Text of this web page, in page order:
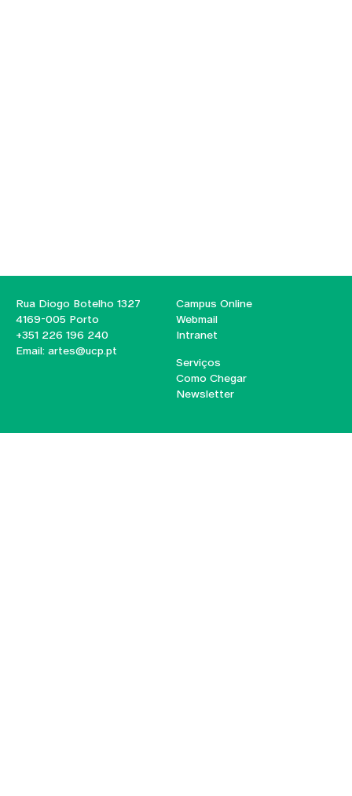
Rua Diogo Botelho 1327
4169-005 Porto
+351 226 196 240
Email: artes@ucp.pt
Campus Online
Webmail
Intranet
Serviços
Como Chegar
Newsletter